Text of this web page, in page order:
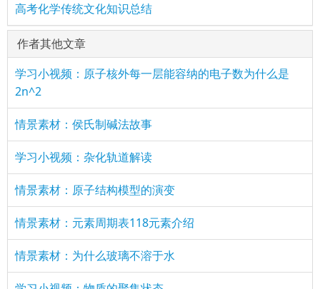
高考化学传统文化知识总结
作者其他文章
学习小视频：原子核外每一层能容纳的电子数为什么是
2n^2
情景素材：侯氏制碱法故事
学习小视频：杂化轨道解读
情景素材：原子结构模型的演变
情景素材：元素周期表118元素介绍
情景素材：为什么玻璃不溶于水